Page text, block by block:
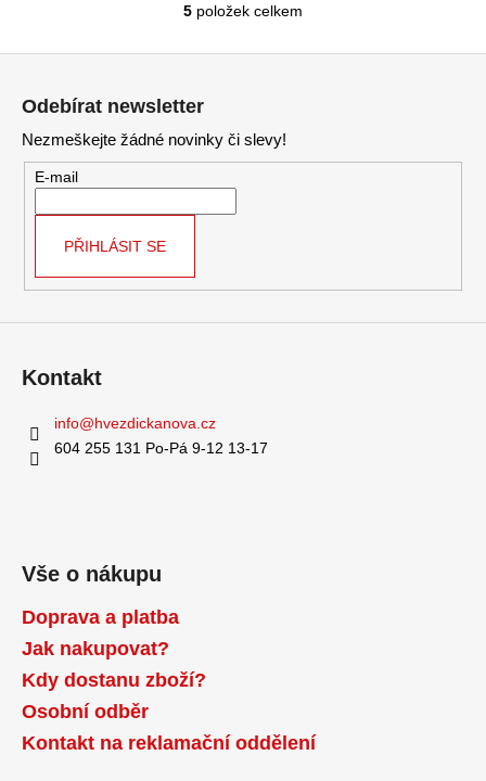
O
a
c
k
v
u
5 položek celkem
Odebírat newsletter
Nezmeškejte žádné novinky či slevy!
E-mail
PŘIHLÁSIT SE
Kontakt
info@hvezdickanova.cz
604 255 131 Po-Pá 9-12 13-17
Vše o nákupu
Doprava a platba
Jak nakupovat?
Kdy dostanu zboží?
Osobní odběr
Kontakt na reklamační oddělení